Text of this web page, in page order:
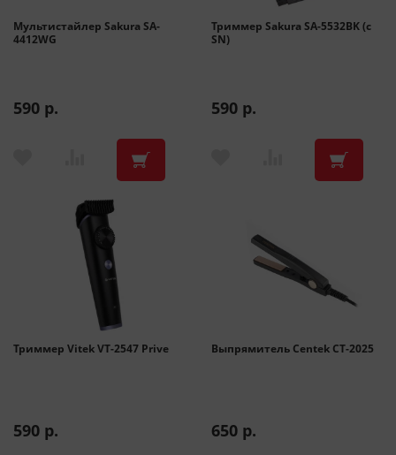
Мультистайлер Sakura SA-
4412WG
590 р.
Триммер Sakura SA-5532BK (с
SN)
590 р.
Триммер Vitek VT-2547 Prive
590 р.
Выпрямитель Centek CT-2025
650 р.